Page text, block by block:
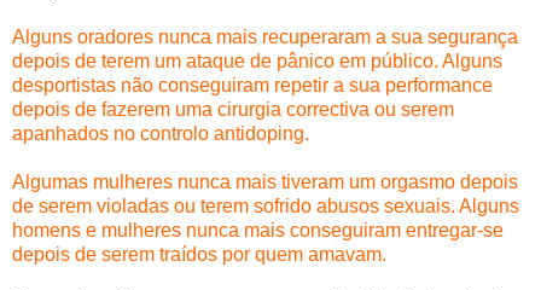
Alguns oradores nunca mais recuperaram a sua segurança
depois de terem um ataque de pânico em público. Alguns
desportistas não conseguiram repetir a sua performance
depois de fazerem uma cirurgia correctiva ou serem
apanhados no controlo antidoping.
Algumas mulheres nunca mais tiveram um orgasmo depois
de serem violadas ou terem sofrido abusos sexuais. Alguns
homens e mulheres nunca mais conseguiram entregar-se
depois de serem traídos por quem amavam.